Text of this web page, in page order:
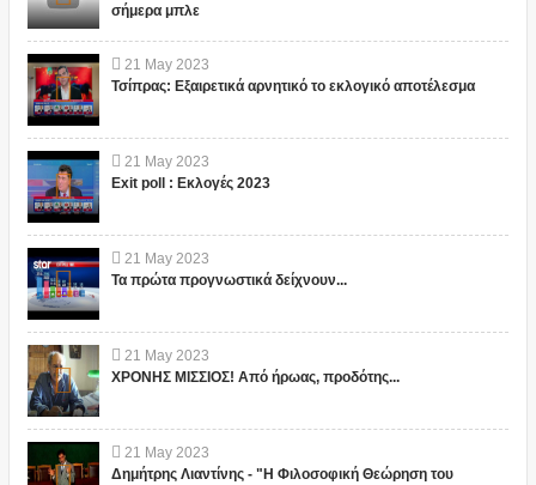
σήμερα μπλε
21 May 2023
Τσίπρας: Εξαιρετικά αρνητικό το εκλογικό αποτέλεσμα
21 May 2023
Exit poll : Εκλογές 2023
21 May 2023
Τα πρώτα προγνωστικά δείχνουν...
21 May 2023
ΧΡΟΝΗΣ ΜΙΣΣΙΟΣ! Από ήρωας, προδότης...
21 May 2023
Δημήτρης Λιαντίνης - "Η Φιλοσοφική Θεώρηση του